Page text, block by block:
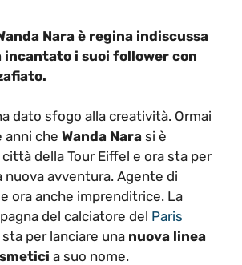
Nara è regina indiscussa
incantato i suoi follower con
dato sfogo alla creatività. Ormai
anni che Wanda Nara si è
della Tour Eiffel e ora sta per
nuova avventura. Agente di
ora anche imprenditrice. La
del calciatore del Paris
sta per lanciare una nuova linea
a suo nome.